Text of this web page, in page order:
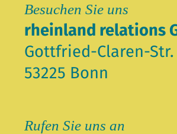
Besuchen Sie uns
rheinland relations
Gottfried-Claren-Str.
53225 Bonn
Rufen Sie uns an